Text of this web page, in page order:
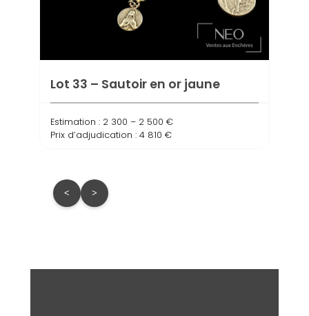
Lot 33 – Sautoir en or jaune
Estimation : 2 300 – 2 500 €
Prix d’adjudication : 4 810 €
< >